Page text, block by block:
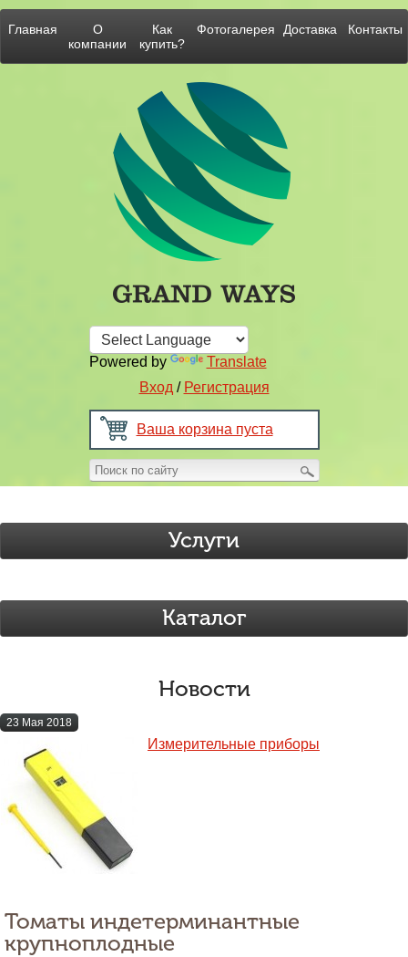
Главная
О
компании
Как
купить?
Фотогалерея Доставка Контакты
Powered by
Translate
Вход / Регистрация
Ваша корзина пуста
Услуги
Каталог
Новости
23 Мая 2018
Измерительные приборы
Томаты индетерминантные
крупноплодные